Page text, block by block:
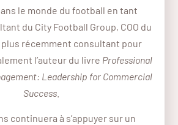
le monde du football en tant
du City Football Group, COO du
plus récemment consultant pour
l’auteur du livre Professional
Leadership for Commercial
Success.
continuera à s’appuyer sur un